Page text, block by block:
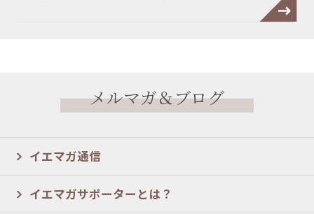
メルマガ＆ブログ
イエマガ通信
イエマガサポーターとは？